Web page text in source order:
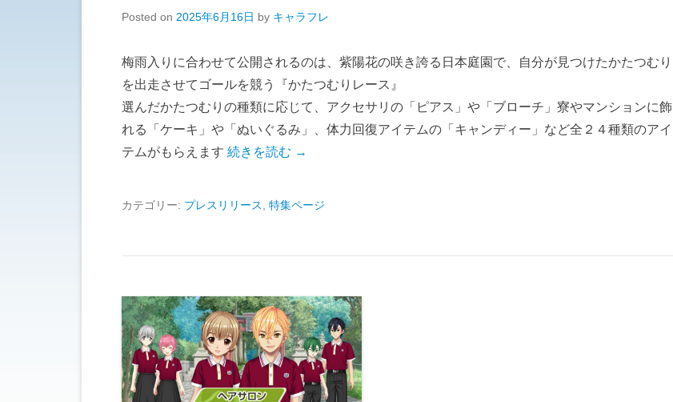
Posted on 2025年6月16日 by キャラフレ
梅雨入りに合わせて公開されるのは、紫陽花の咲き誇る日本庭園で、自分が見つけたかたつむり
を出走させてゴールを競う『かたつむりレース』
選んだかたつむりの種類に応じて、アクセサリの「ピアス」や「ブローチ」寮やマンションに飾
れる「ケーキ」や「ぬいぐるみ」、体力回復アイテムの「キャンディー」など全２４種類のアイ
テムがもらえます 続きを読む →
カテゴリー: プレスリリース 特集ページ